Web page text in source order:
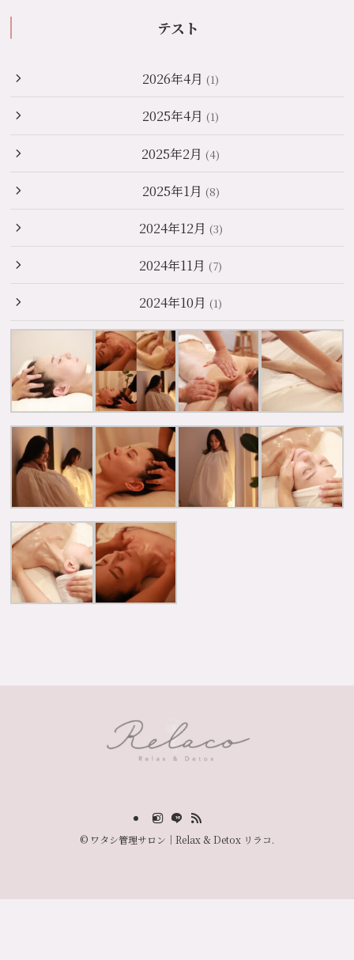
テスト
2026年4月 (1)
2025年4月 (1)
2025年2月 (4)
2025年1月 (8)
2024年12月 (3)
2024年11月 (7)
2024年10月 (1)
© ワタシ管理サロン｜Relax & Detox リラコ.